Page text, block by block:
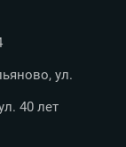
ул.
40 лет